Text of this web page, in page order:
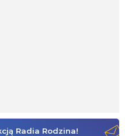
Radia Rodzina!